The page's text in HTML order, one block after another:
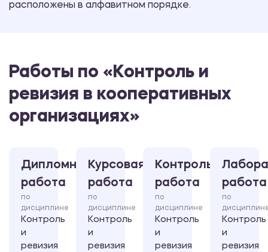
расположены в алфавитном порядке.
Работы по «Контроль и
ревизия в кооперативных
организациях»
Дипломная
работа
по
дисциплине
Контроль
и
ревизия
Курсовая
работа
по
дисциплине
Контроль
и
ревизия
Контрольная
работа
по
дисциплине
Контроль
и
ревизия
работа
по
Контроль
и
ревизия